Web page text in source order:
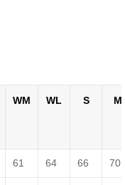
WM WL S M
61 64 66 70